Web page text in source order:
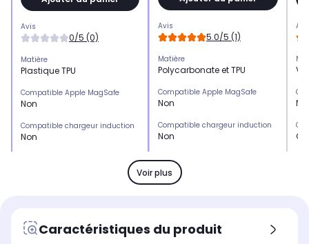
Avis
0/5 (0)
Matière
Plastique TPU
Compatible Apple MagSafe
Non
Compatible chargeur induction
Non
Marque compatible
Samsung
Avis
5.0/5 (1)
Matière
Polycarbonate et TPU
Compatible Apple MagSafe
Non
Compatible chargeur induction
Non
Emplacement(s) carte(s)
Non
Marque compatible
Honor
Oui
Voir plus
Caractéristiques du produit